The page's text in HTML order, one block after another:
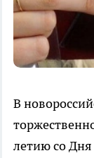
В
летию со Дня